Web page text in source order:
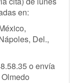
en:
Del.,
o envía